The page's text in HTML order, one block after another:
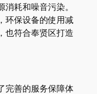
耗和噪音污染。
环保设备的使用减
也符合奉贤区打造
完善的服务保障体